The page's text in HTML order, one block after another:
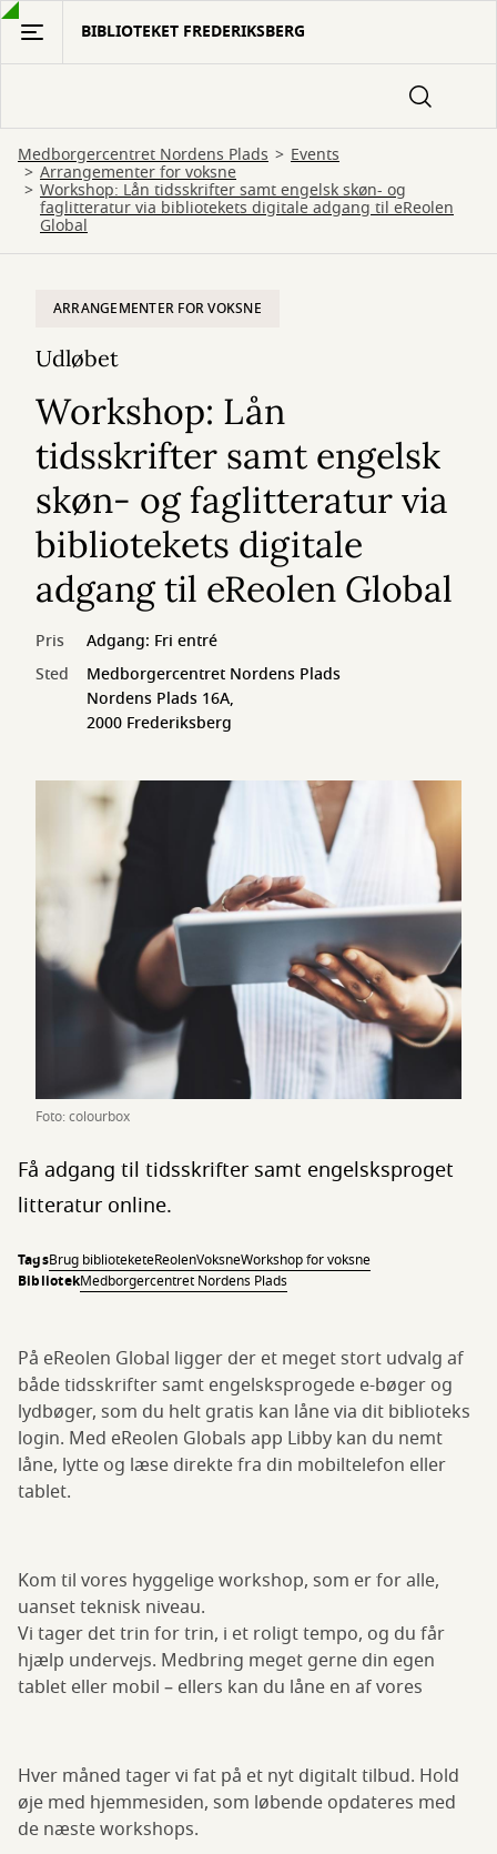
Gå
hovedindhold
BIBLIOTEKET FREDERIKSBERG
Medborgercentret Nordens Plads Events
Arrangementer for voksne
Workshop: Lån tidsskrifter samt engelsk skøn- og
faglitteratur via bibliotekets digitale adgang til eReolen
Global
Foto: colourbox
ARRANGEMENTER FOR VOKSNE
Udløbet
Workshop: Lån
tidsskrifter samt engelsk
skøn- og faglitteratur via
bibliotekets digitale
adgang til eReolen Global
Pris
Adgang: Fri entré
Sted
Medborgercentret Nordens Plads
Nordens Plads 16A,
2000 Frederiksberg
Få adgang til tidsskrifter samt engelsksproget
litteratur online.
TagsBrug biblioteketeReolenVoksneWorkshop for voksne
BibliotekMedborgercentret Nordens Plads
På eReolen Global ligger der et meget stort udvalg af
både tidsskrifter samt engelsksprogede e-bøger og
lydbøger, som du helt gratis kan låne via dit biblioteks
login. Med eReolen Globals app Libby kan du nemt
låne, lytte og læse direkte fra din mobiltelefon eller
tablet.
Kom til vores hyggelige workshop, som er for alle,
uanset teknisk niveau.
Vi tager det trin for trin, i et roligt tempo, og du får
hjælp undervejs. Medbring meget gerne din egen
tablet eller mobil – ellers kan du låne en af vores
Hver måned tager vi fat på et nyt digitalt tilbud. Hold
øje med hjemmesiden, som løbende opdateres med
de næste workshops.